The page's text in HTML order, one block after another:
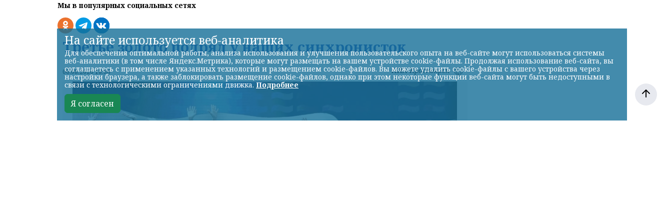
Мы в популярных социальных сетях
Третье золото подряд у наших синхронисток
06.08.2026 18:36 НИА-Красноярск
На сайте используется веб-аналитика
Для обеспечения оптимальной работы, анализа использования и улучшения пользовательского опыта на веб-сайте могут использоваться системы
веб-аналитики (в том числе Яндекс.Метрика), которые могут размещать на вашем устройстве cookie-файлы. Продолжая использование веб-сайта, вы
соглашаетесь с применением указанных технологий и размещением cookie-файлов. Вы можете удалить cookie-файлы с вашего устройства через
настройки браузера, а также заблокировать размещение cookie-файлов, однако при этом некоторые функции веб-сайта могут быть недоступными в
связи с технологическими ограничениями движка.Подробнее
Я согласен